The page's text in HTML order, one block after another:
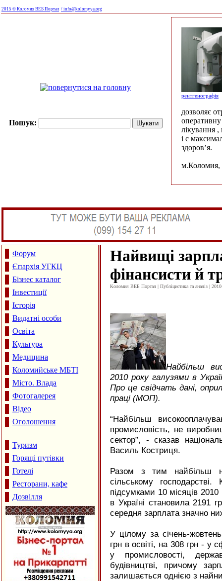
2015 © Коломия ВЕБ Портал / info@kolomyya.org
Пошук:
рентгенографія
дозволяє
лікування ,
і є
здоров’я.
м.Коломия,
Форум
Єпархія УГКЦ
Бізнес каталог
Інвестиції
Історія
Видатні особи
Освіта
Культура
Медицина
Коломийське МБТІ
Місто. Влада
Фотогалерея
Відео
Оголошення
Туризм
Горящі путівки
Готелі
Ресторани, кафе
Дозвілля
Найвищі
фінансисти й
Коломия ВЕБ Портал | Публіцистика та аналіз |
Найбільш
2010 року галузями в
Про це свідчать дані,
праці (МОП).
“Найбільш
промисловість, не
сектор”, - сказав
Василь Костриця.
Разом з тим найбільш
сільському
підсумками 10 місяців
в Україні становила 2191
середня зарплата значно
У цілому за січень-
грн в освіті, на 308 грн - у
у промисловості,
будівництві, причому
залишається однією з